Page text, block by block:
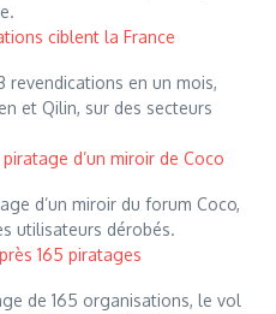
ciblent la France
revendications en un mois,
et Qilin, sur des secteurs
d’un miroir de Coco
d’un miroir du forum Coco,
utilisateurs dérobés.
165 piratages
de 165 organisations, le vol